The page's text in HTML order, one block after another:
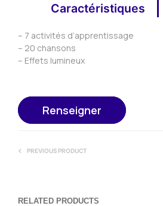
Caractéristiques
– 7 activités d’apprentissage
– 20 chansons
– Effets lumineux
Renseigner
PREVIOUS PRODUCT
RELATED PRODUCTS